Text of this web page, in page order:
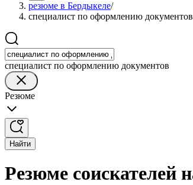
резюме в Бердыкеле/
специалист по оформлению документов
специалист по оформлению документов
Резюме
Найти
Резюме соискателей